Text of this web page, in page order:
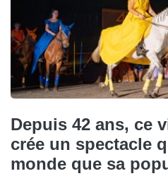
Depuis 42 ans, ce
crée un spectacle
monde que sa